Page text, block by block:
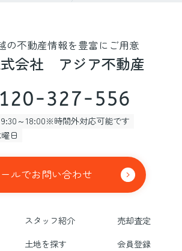
の不動産情報を豊富にご用意
会社 アジア不動産
327-556
9:30～18:00※時間外対応可能です
日
ルでお問い合わせ
スタッフ紹介
売却査定
土地を探す
会員登録